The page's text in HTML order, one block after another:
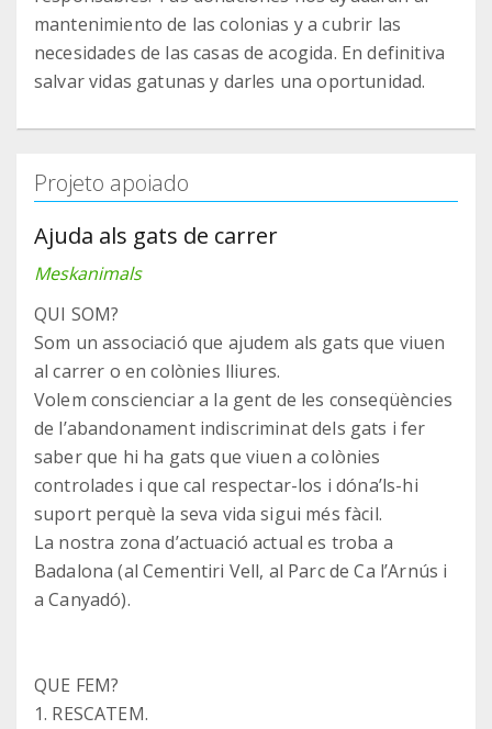
mantenimiento de las colonias y a cubrir las
necesidades de las casas de acogida. En definitiva
salvar vidas gatunas y darles una oportunidad.
Projeto apoiado
Ajuda als gats de carrer
Meskanimals
QUI SOM?
Som un associació que ajudem als gats que viuen
al carrer o en colònies lliures.
Volem conscienciar a la gent de les conseqüències
de l’abandonament indiscriminat dels gats i fer
saber que hi ha gats que viuen a colònies
controlades i que cal respectar-los i dóna’ls-hi
suport perquè la seva vida sigui més fàcil.
La nostra zona d’actuació actual es troba a
Badalona (al Cementiri Vell, al Parc de Ca l’Arnús i
a Canyadó).
QUE FEM?
1. RESCATEM.